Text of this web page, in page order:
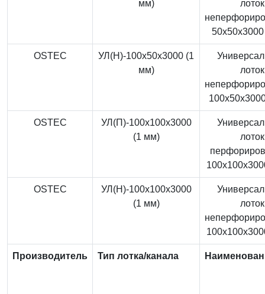
мм)
лоток
OSTEC
УЛ(Н)-100x50x3000 (1
мм)
лоток
OSTEC
УЛ(П)-100x100x3000
(1 мм)
лоток
OSTEC
УЛ(Н)-100x100x3000
(1 мм)
лоток
Производитель Тип лотка/канала